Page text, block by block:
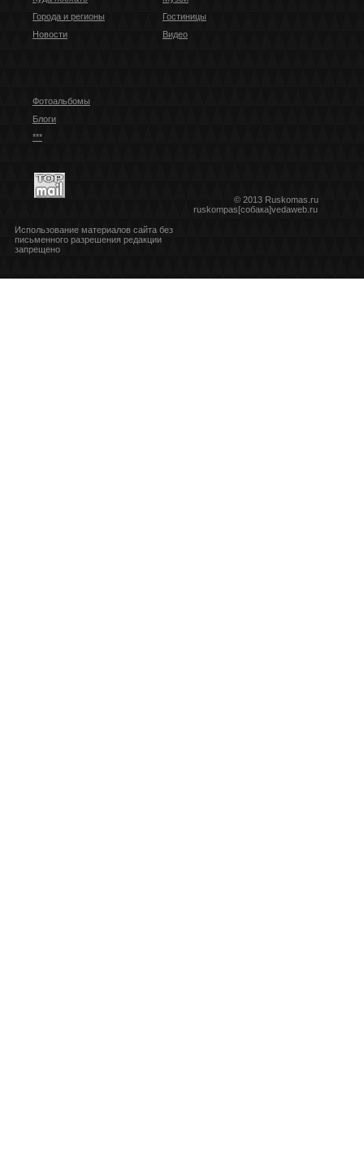
Города и регионы
Новости
Гостиницы
Видео
Фотоальбомы
Блоги
***
© 2013 Ruskomas.ru
ruskompas[собака]vedaweb.ru
Использование материалов сайта без
письменного разрешения редакции
запрещено